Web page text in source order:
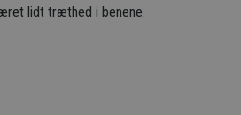
lidt træthed i benene.